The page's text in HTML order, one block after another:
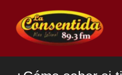
contenido